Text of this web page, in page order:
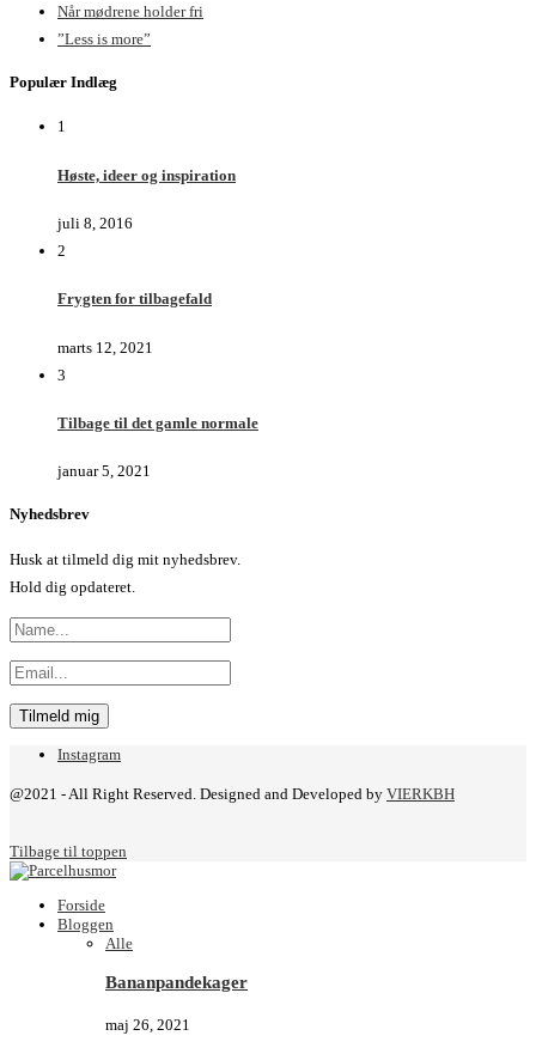
Når mødrene holder fri
”Less is more”
Populær Indlæg
1
Høste, ideer og inspiration
juli 8, 2016
2
Frygten for tilbagefald
marts 12, 2021
3
Tilbage til det gamle normale
januar 5, 2021
Nyhedsbrev
Husk at tilmeld dig mit nyhedsbrev.
Hold dig opdateret.
Instagram
@2021 - All Right Reserved. Designed and Developed by VIERKBH
Tilbage til toppen
Forside
Bloggen
Alle
Bananpandekager
maj 26, 2021